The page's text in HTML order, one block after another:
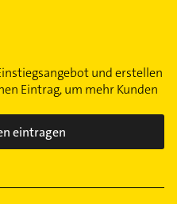
und erstellen
Eintrag, um mehr Kunden
eintragen